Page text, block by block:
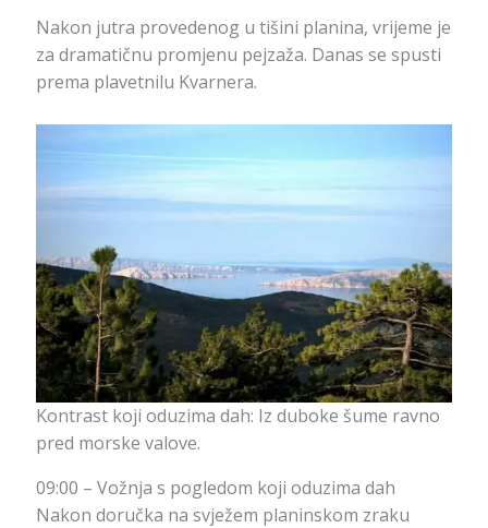
Nakon jutra provedenog u tišini planina, vrijeme je
za dramatičnu promjenu pejzaža. Danas se spusti
prema plavetnilu Kvarnera.
Kontrast koji oduzima dah: Iz duboke šume ravno
pred morske valove.
09:00 – Vožnja s pogledom koji oduzima dah
Nakon doručka na svježem planinskom zraku